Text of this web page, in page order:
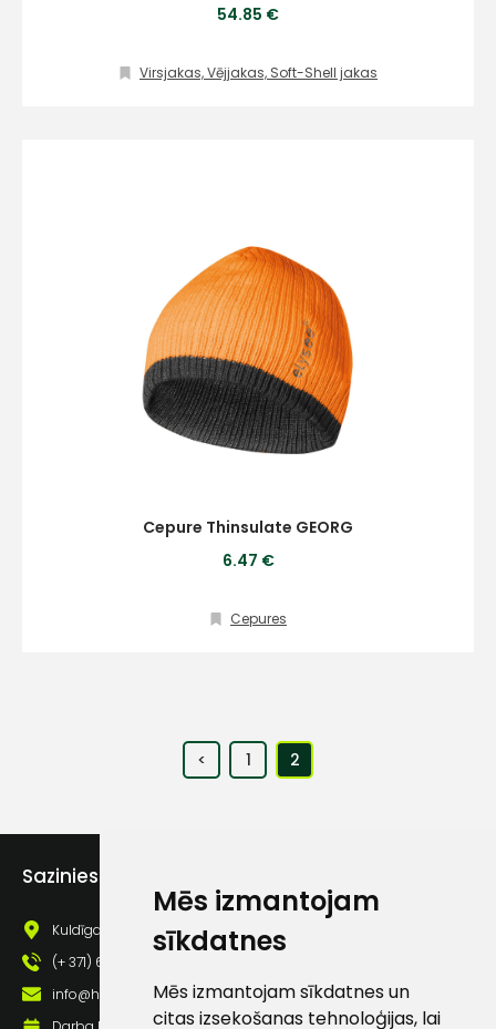
Mēs izmantojam
sīkdatnes
Mēs izmantojam sīkdatnes un
citas izsekošanas tehnoloģijas, lai
54.85 €
Virsjakas, Vējjakas, Soft-Shell jakas
Cepure Thinsulate GEORG
6.47 €
Cepures
< 1 2
Sazinies ar mums
Kuldīgas iela 69a, Saldus, Saldus nov., LV - 3801
(+ 371) 63 881 186
info@hards.lv
Sūtīt ziņojumu
Klientu
atbalsts
8:00 – 17:00
info@hards.lv